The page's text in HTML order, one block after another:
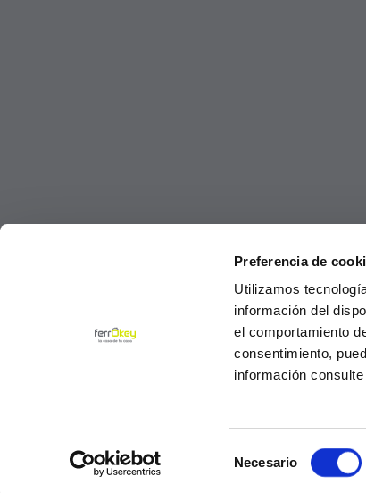
Preferencia de
Utilizamos
información del
el comportamiento
consentimiento,
información
Necesario
© Ferrokey todos los derechos